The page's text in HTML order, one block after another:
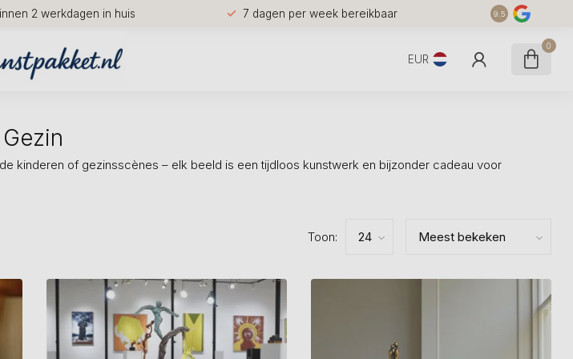
2 werkdagen in huis 7 dagen per week bereikbaar 9.5
EUR
0
kinderen of gezinsscènes – elk beeld is een tijdloos kunstwerk en bijzonder cadeau voor
Toon: